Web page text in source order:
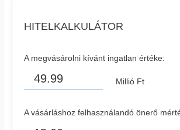
HITELKALKULÁTOR
A megvásárolni kívánt ingatlan értéke:
Millió Ft
A vásárláshoz felhasználandó önerő